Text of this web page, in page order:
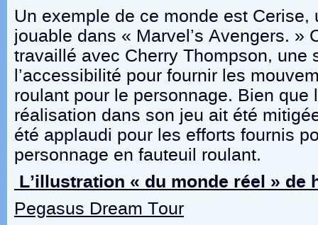
Un exemple de ce monde est Cerise,
jouable dans « Marvel’s Avengers. »
travaillé avec Cherry Thompson, une
l’accessibilité pour fournir les
roulant pour le personnage. Bien que
réalisation dans son jeu ait été
été applaudi pour les efforts fournis
personnage en fauteuil roulant.
L’illustration « du monde réel » de
Pegasus Dream Tour